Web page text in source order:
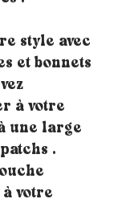
style avec
et bonnets
à votre
une large
.
votre